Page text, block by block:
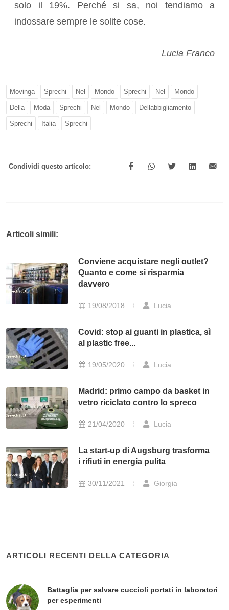
solo il 19%. Perché si sa, noi tendiamo a
indossare sempre le solite cose.
Lucia Franco
Movinga Sprechi Nel Mondo Sprechi Nel Mondo
Della Moda Sprechi Nel Mondo Dellabbigliamento
Sprechi Italia Sprechi
Condividi questo articolo:
Articoli simili:
Conviene acquistare negli outlet?
Quanto e come si risparmia
davvero
19/08/2018 Lucia
Covid: stop ai guanti in plastica, sì
al plastic free...
19/05/2020 Lucia
Madrid: primo campo da basket in
vetro riciclato contro lo spreco
21/04/2020 Lucia
La start-up di Augsburg trasforma
i rifiuti in energia pulita
30/11/2021 Giorgia
ARTICOLI RECENTI DELLA CATEGORIA
Battaglia per salvare cuccioli portati in laboratori
per esperimenti